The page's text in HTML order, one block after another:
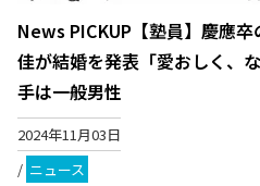
News PICKUP【塾員】慶應
佳が結婚を発表「愛おしく、
手は一般男性
2024年11月03日
/ ニュース